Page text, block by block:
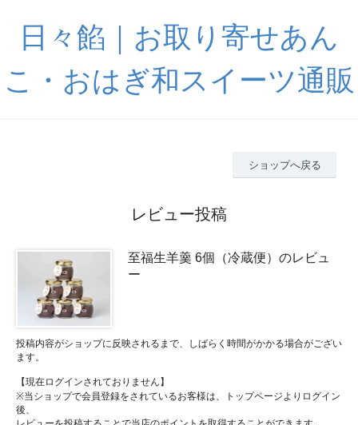
日々餡｜お取り寄せあん
こ・おはぎ和スイーツ通販
ショップへ戻る
レビュー投稿
至福生羊羹 6個（冷蔵便）のレビュ
ー
投稿内容がショップに反映されるまで、しばらく時間がかかる場合がござい
ます。
【現在ログインされておりません】
※当ショップで会員登録をされているお客様は、トップページよりログイン
後、